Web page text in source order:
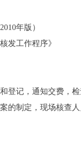
年版）
发工作程序》
登记，通知交费，
的制定，现场核查